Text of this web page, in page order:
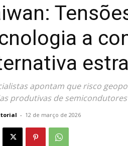
a
apontam que risco
produtivas de
- 12 de março de 2026